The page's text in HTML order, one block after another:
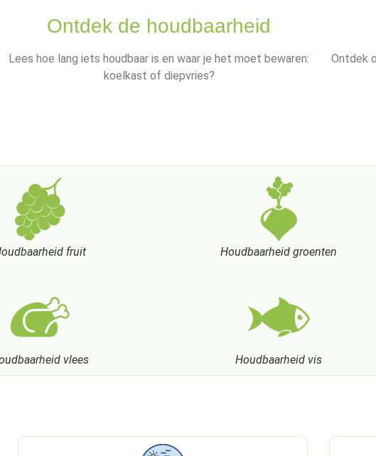
Ontdek de houdbaarheid
Lees hoe lang iets houdbaar is en waar je het moet bewaren:
koelkast of diepvries?
Ontdek
fruit
vlees
Houdbaarheid groenten
Houdbaarheid vis